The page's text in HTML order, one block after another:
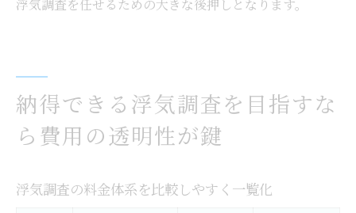
浮気調査を任せるための大きな後押しとなります。
納得できる浮気調査を目指すな
ら費用の透明性が鍵
浮気調査の料金体系を比較しやすく一覧化